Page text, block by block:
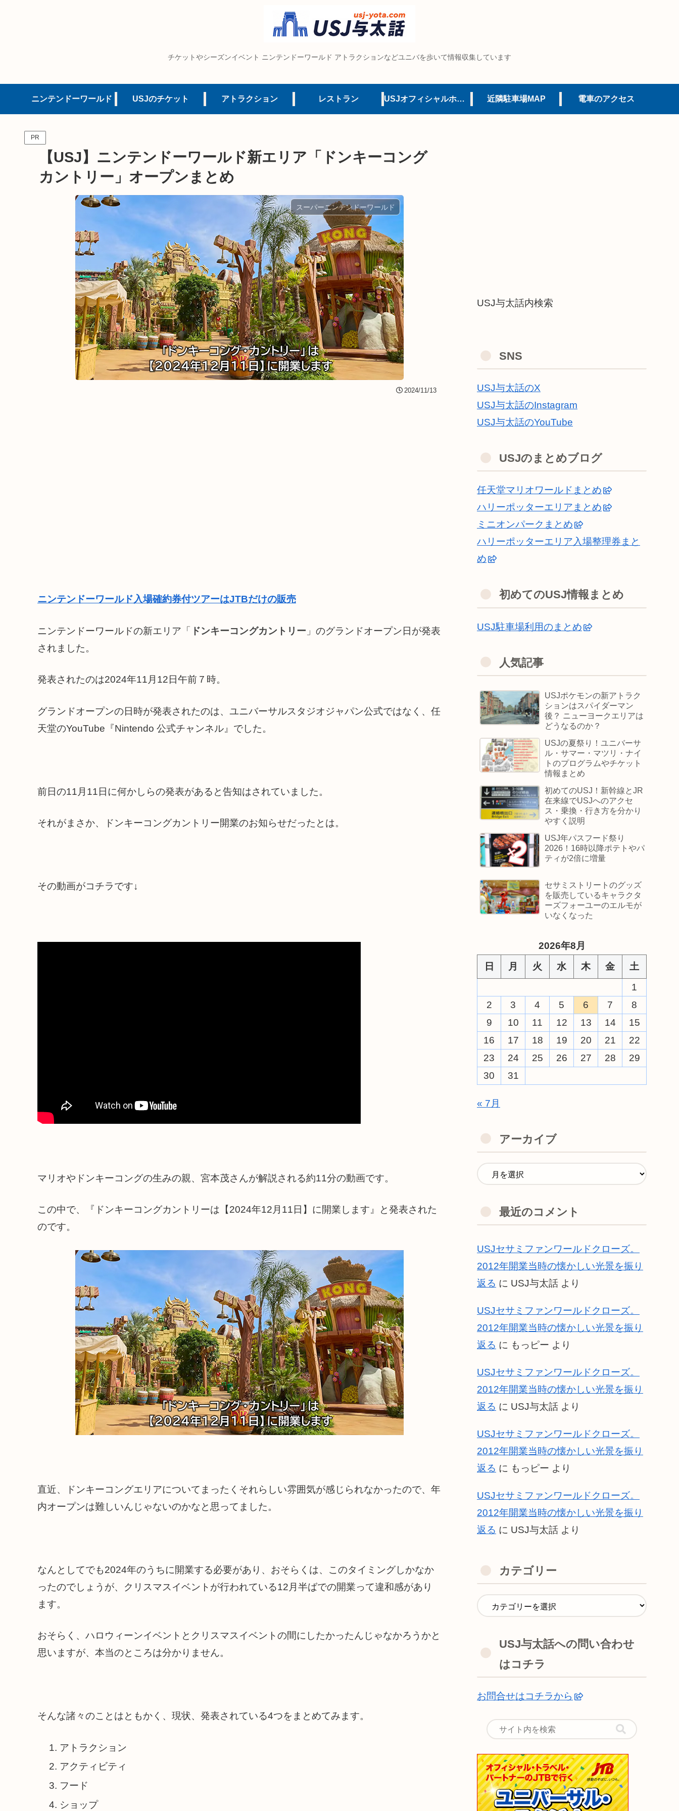
チケットやシーズンイベント ニンテンドーワールド アトラクションなどユニバを歩いて情報収集しています
ニンテンドーワールド USJのチケット アトラクション レストラン USJオフィシャルホテル 近隣駐車場MAP 電車のアクセス
PR
【USJ】ニンテンドーワールド新エリア「ドンキーコング
カントリー」オープンまとめ
スーパーニンテンドーワールド
2024/11/13
ニンテンドーワールド入場確約券付ツアーはJTBだけの販売
ニンテンドーワールドの新エリア「 ドンキーコングカントリー 」のグランドオープン日が発表
されました。
発表されたのは2024年11月12日午前７時。
グランドオープンの日時が発表されたのは、ユニバーサルスタジオジャパン公式ではなく、任
天堂のYouTube『Nintendo 公式チャンネル』でした。
前日の11月11日に何かしらの発表があると告知はされていました。
それがまさか、ドンキーコングカントリー開業のお知らせだったとは。
その動画がコチラです↓
マリオやドンキーコングの生みの親、宮本茂さんが解説される約11分の動画です。
この中で、『ドンキーコングカントリーは【2024年12月11日】に開業します』と発表された
のです。
直近、ドンキーコングエリアについてまったくそれらしい雰囲気が感じられなかったので、年
内オープンは難しいんじゃないのかなと思ってました。
なんとしてでも2024年のうちに開業する必要があり、おそらくは、このタイミングしかなか
ったのでしょうが、クリスマスイベントが行われている12月半ばでの開業って違和感があり
ます。
おそらく、ハロウィーンイベントとクリスマスイベントの間にしたかったんじゃなかろうかと
思いますが、本当のところは分かりません。
そんな諸々のことはともかく、現状、発表されている4つをまとめてみます。
アトラクション
アクティビティ
フード
ショップ
USJ与太話内検索
SNS
USJ与太話のX
USJ与太話のInstagram
USJ与太話のYouTube
USJのまとめブログ
任天堂マリオワールドまとめ
ハリーポッターエリアまとめ
ミニオンパークまとめ
ハリーポッターエリア入場整理券まと
め
初めてのUSJ情報まとめ
USJ駐車場利用のまとめ
人気記事
USJポケモンの新アトラク
ションはスパイダーマン
後？ ニューヨークエリアは
どうなるのか？
USJの夏祭り！ユニバーサ
ル・サマー・マツリ・ナイ
トのプログラムやチケット
情報まとめ
初めてのUSJ！新幹線とJR
在来線でUSJへのアクセ
ス・乗換・行き方を分かり
やすく説明
USJ年パスフード祭り
2026！16時以降ポテトやパ
ティが2倍に増量
セサミストリートのグッズ
を販売しているキャラクタ
ーズフォーユーのエルモが
いなくなった
2026年8月
日
月 火 水 木 金
土
1
2
3 4 5 6 7
8
9
10 11 12 13 14
15
16
17 18 19 20 21
22
23
24 25 26 27 28
29
30
31
« 7月
アーカイブ
最近のコメント
USJセサミファンワールドクローズ。
2012年開業当時の懐かしい光景を振り
返る に USJ与太話 より
USJセサミファンワールドクローズ。
2012年開業当時の懐かしい光景を振り
返る に もっピー より
USJセサミファンワールドクローズ。
2012年開業当時の懐かしい光景を振り
返る に USJ与太話 より
USJセサミファンワールドクローズ。
2012年開業当時の懐かしい光景を振り
返る に もっピー より
USJセサミファンワールドクローズ。
2012年開業当時の懐かしい光景を振り
返る に USJ与太話 より
カテゴリー
USJ与太話への問い合わせ
はコチラ
お問合せはコチラから